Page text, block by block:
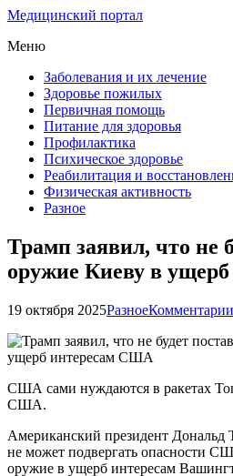
Медицинский портал
Меню
Заболевания и их лечение
Здоровье пожилых
Первичная помощь
Питание для здоровья
Профилактика
Психическое здоровье
Реабилитация и
Физическая активность
Разное
Трамп заявил, что не
оружие Киеву в
19 октября 2025Разное
США сами нуждаются в ракетах
США.
Американский президент Дональд
не может подвергать опасности
оружие в ущерб интересам